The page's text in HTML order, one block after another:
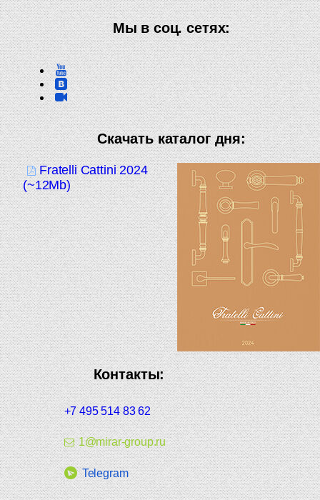
Мы в соц. сетях:
Скачать каталог дня:
Fratelli Cattini 2024
(~12Mb)
Контакты:
+7 495 514 83 62
1@mirar-group.ru
Telegram